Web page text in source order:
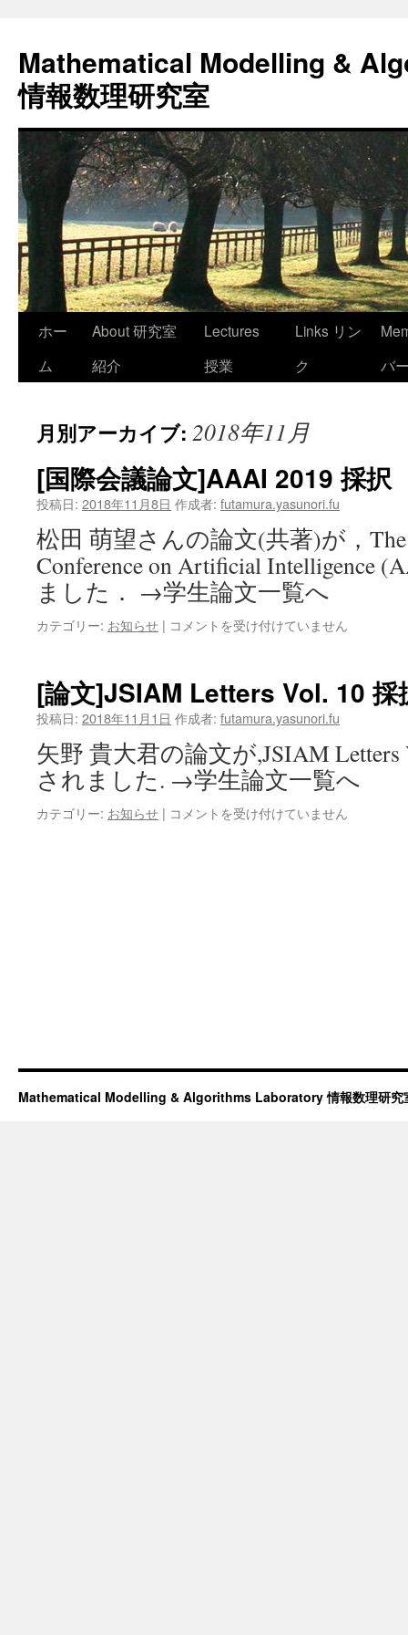
テ
ン
ツ
へ
ッ
プ
Mathematical Modelling &
情報数理研究室
ホー
ム
About 研究室
紹介
Lectures
授業
Links リン
ク
バ
月別アーカイブ: 2018年11月
[国際会議論文]AAAI 2019 採択
投稿日: 2018年11月8日 作成者: futamura.yasunori.fu
松田 萌望さんの論文(共著)が，
Conference on Artificial Intelligence
ました． →学生論文一覧へ
カテゴリー: お知らせ | [国
論
文]AAAI
採
択
は
コメントを受け付けていません
[論文]JSIAM Letters Vol. 10 採
投稿日: 2018年11月1日 作成者: futamura.yasunori.fu
矢野 貴大君の論文が,JSIAM Letters
されました. →学生論文一覧へ
カテゴリー: お知らせ | [論
コメントを受け付けていません
Mathematical Modelling & Algorithms Laboratory 情報数理研究